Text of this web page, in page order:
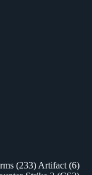
(233) Artifact (6)